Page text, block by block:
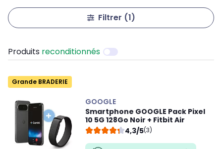
Filtrer (1)
Produits reconditionnés
Grande BRADERIE
GOOGLE
Smartphone GOOGLE Pack Pixel
10 5G 128Go Noir + Fitbit Air
4,3/5(3)